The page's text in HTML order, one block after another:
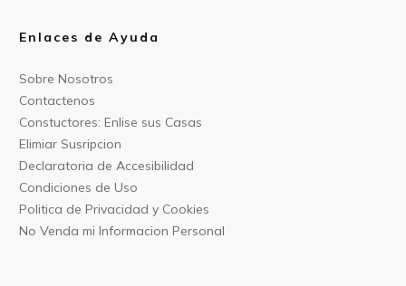
Enlaces de Ayuda
Sobre Nosotros
Contactenos
Constuctores: Enlise sus Casas
Elimiar Susripcion
Declaratoria de Accesibilidad
Condiciones de Uso
Politica de Privacidad y Cookies
No Venda mi Informacion Personal